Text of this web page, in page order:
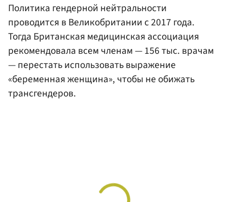
Политика гендерной нейтральности
проводится в Великобритании с 2017 года.
Тогда Британская медицинская ассоциация
рекомендовала всем членам — 156 тыс. врачам
— перестать использовать выражение
«беременная женщина», чтобы не обижать
трансгендеров.